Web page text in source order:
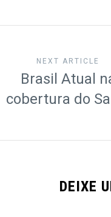
NEXT ARTICLE
Brasil Atual
cobertura do
DEIXE